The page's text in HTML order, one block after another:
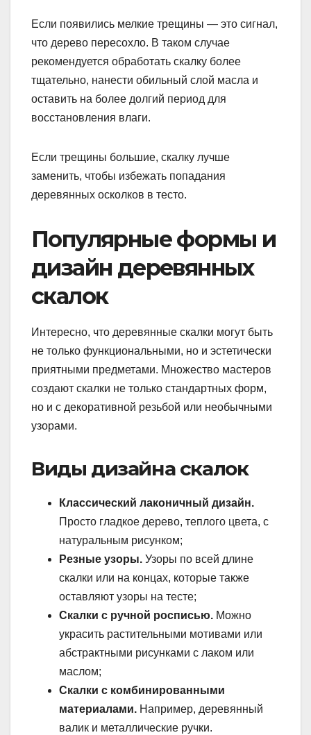
Если появились мелкие трещины — это сигнал,
что дерево пересохло. В таком случае
рекомендуется обработать скалку более
тщательно, нанести обильный слой масла и
оставить на более долгий период для
восстановления влаги.
Если трещины большие, скалку лучше
заменить, чтобы избежать попадания
деревянных осколков в тесто.
Популярные формы и
дизайн деревянных
скалок
Интересно, что деревянные скалки могут быть
не только функциональными, но и эстетически
приятными предметами. Множество мастеров
создают скалки не только стандартных форм,
но и с декоративной резьбой или необычными
узорами.
Виды дизайна скалок
Классический лаконичный дизайн.
Просто гладкое дерево, теплого цвета, с
натуральным рисунком;
Резные узоры. Узоры по всей длине
скалки или на концах, которые также
оставляют узоры на тесте;
Скалки с ручной росписью. Можно
украсить растительными мотивами или
абстрактными рисунками с лаком или
маслом;
Скалки с комбинированными
материалами. Например, деревянный
валик и металлические ручки.